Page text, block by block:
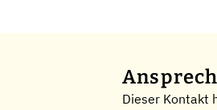
Dieser Kontakt